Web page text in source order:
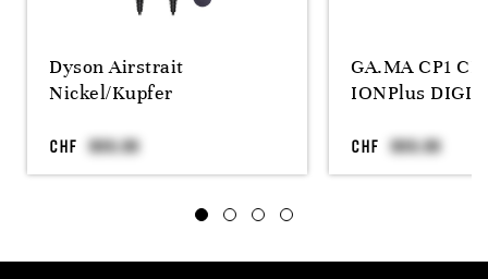
Dyson Airstrait
Nickel/Kupfer
CHF
GA.MA CP1
IONPlus
CHF